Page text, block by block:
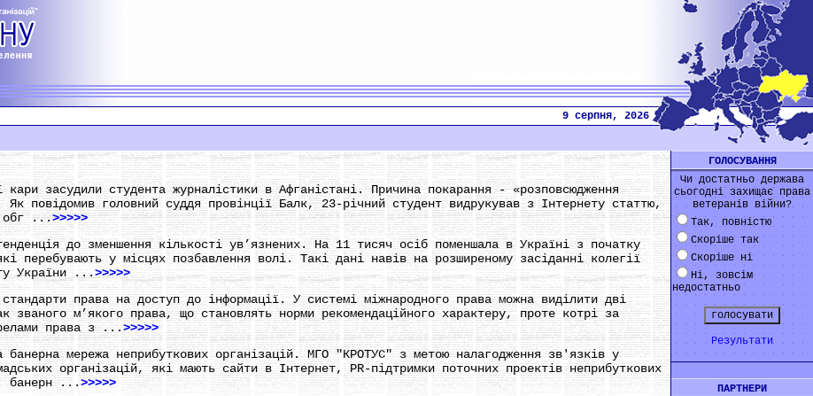
9 серпня, 2026
кари засудили студента журналістики в Афганістані. Причина покарання - «розповсюдження
повідомив головний суддя провінції Балк, 23-річний студент видрукував з Інтернету статтю,
обг ...>>>>>
до зменшення кількості ув’язнених. На 11 тисяч осіб поменшала в Україні з початку
перебувають у місцях позбавлення волі. Такі дані навів на розширеному засіданні колегії
України ...>>>>>
стандарти права на доступ до інформації. У системі міжнародного права можна виділити дві
званого м’якого права, що становлять норми рекомендаційного характеру, проте котрі за
права з ...>>>>>
банерна мережа неприбуткових організацій. МГО "КРОТУС" з метою налагодження зв'язків у
організацій, які мають сайти в Інтернет, PR-підтримки поточних проектів неприбуткових
банерн ...>>>>>
ГОЛОСУВАННЯ
Чи достатньо держава
сьогодні захищає права
ветеранів війни?
Так, повністю
Скоріше так
Скоріше ні
Ні, зовсім
недостатньо
Результати
ПАРТНЕРИ